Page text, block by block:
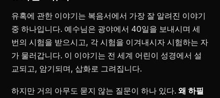
유혹에 관한 이야기는 복음서에서 가장 잘 알려진 이야기
중 하나입니다. 예수님은 광야에서 40일을 보내시며 세
번의 시험을 받으시고, 각 시험을 이겨내시자 시험하는 자
가 물러갑니다. 이 이야기는 전 세계 어린이 성경에서 설
교되고, 암기되며, 삽화로 그려집니다.
하지만 거의 아무도 묻지 않는 질문이 하나 있다. 왜 하필